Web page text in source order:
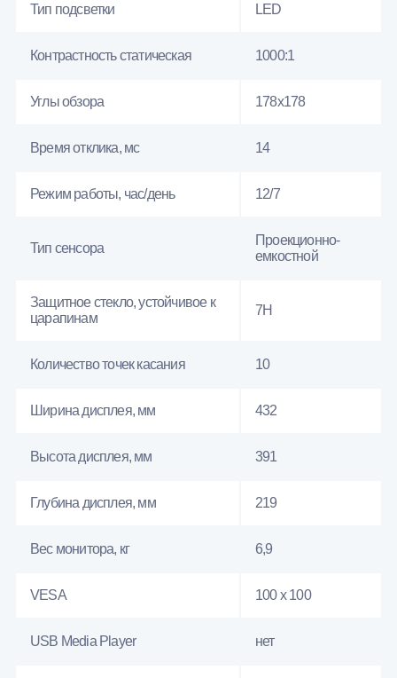
Тип подсветки LED
Контрастность статическая 1000:1
Углы обзора 178x178
Время отклика, мс 14
Режим работы, час/день 12/7
Тип сенсора
Проекционно-
емкостной
Защитное стекло, устойчивое к
царапинам
7H
Количество точек касания 10
Ширина дисплея, мм 432
Высота дисплея, мм 391
Глубина дисплея, мм 219
Вес монитора, кг 6,9
VESA 100 x 100
USB Media Player нет